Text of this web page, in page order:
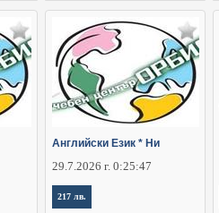
Английски Език * Ни
29.7.2026 г. 0:25:47
217 лв.